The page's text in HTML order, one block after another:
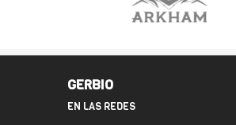
GERBIO
EN LAS REDES